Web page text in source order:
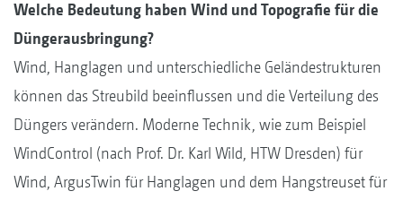
Welche Bedeutung haben Wind und Topografie für die
Düngerausbringung?
Wind, Hanglagen und unterschiedliche Geländestrukturen
können das Streubild beeinflussen und die Verteilung des
Düngers verändern. Moderne Technik, wie zum Beispiel
WindControl (nach Prof. Dr. Karl Wild, HTW Dresden) für
Wind, ArgusTwin für Hanglagen und dem Hangstreuset für